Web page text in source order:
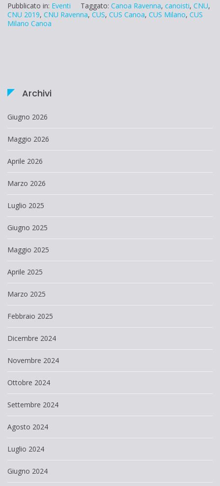
Pubblicato in: Eventi Taggato: Canoa Ravenna, canoisti, CNU,
CNU 2019, CNU Ravenna, CUS, CUS Canoa, CUS Milano, CUS
Milano Canoa
Archivi
Giugno 2026
Maggio 2026
Aprile 2026
Marzo 2026
Luglio 2025
Giugno 2025
Maggio 2025
Aprile 2025
Marzo 2025
Febbraio 2025
Dicembre 2024
Novembre 2024
Ottobre 2024
Settembre 2024
Agosto 2024
Luglio 2024
Giugno 2024